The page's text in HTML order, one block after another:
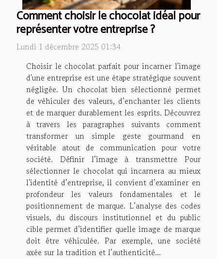
Comment choisir le chocolat idéal pour
représenter votre entreprise ?
Lundi 1 décembre 2025 01:34
Choisir le chocolat parfait pour incarner l'image
d'une entreprise est une étape stratégique souvent
négligée. Un chocolat bien sélectionné permet
de véhiculer des valeurs, d’enchanter les clients
et de marquer durablement les esprits. Découvrez
à travers les paragraphes suivants comment
transformer un simple geste gourmand en
véritable atout de communication pour votre
société. Définir l’image à transmettre Pour
sélectionner le chocolat qui incarnera au mieux
l'identité d’entreprise, il convient d’examiner en
profondeur les valeurs fondamentales et le
positionnement de marque. L’analyse des codes
visuels, du discours institutionnel et du public
cible permet d’identifier quelle image de marque
doit être véhiculée. Par exemple, une société
axée sur la tradition et l’authenticité...